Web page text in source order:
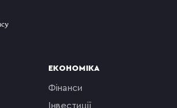
ЕКОНОМІКА
фінанси
інвестиції